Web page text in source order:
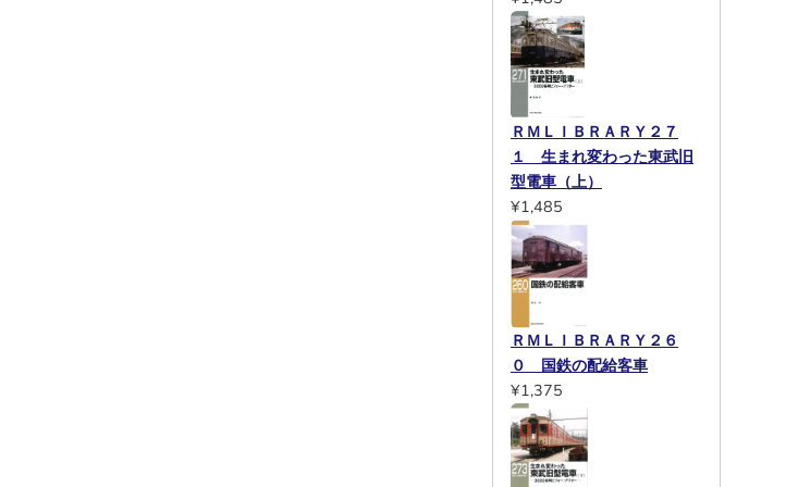
ＲＭＬＩＢＲＡＲＹ２７
１ 生まれ変わった東武旧
型電車（上）
¥1,485
ＲＭＬＩＢＲＡＲＹ２６
０ 国鉄の配給客車
¥1,375